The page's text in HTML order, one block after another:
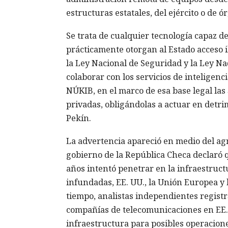
estructuras estatales, del ejército o de
Se trata de cualquier tecnología capaz
prácticamente otorgan al Estado
la Ley Nacional de Seguridad y la Ley
colaborar con los servicios de
NÚKIB, en el marco de esa base legal
privadas, obligándolas a actuar en
Pekín.
La advertencia apareció en medio del
gobierno de la República Checa
años intentó penetrar en la
infundadas, EE. UU., la Unión Europea
tiempo, analistas independientes
compañías de telecomunicaciones en
infraestructura para posibles